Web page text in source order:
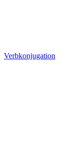
Verbkonjugation